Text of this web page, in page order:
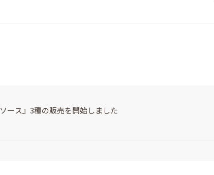
ース』3種の販売を開始しました